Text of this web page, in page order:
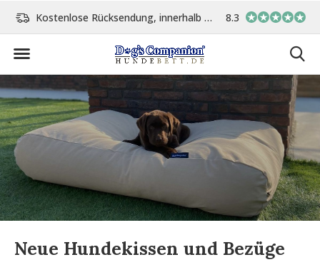
Vor 15:00 Uhr bestellt, am gleichen Tag versand In eigener
8.3
Neue Hundekissen und Bezüge